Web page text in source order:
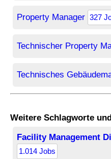
Property Manager 327
Technischer Property
Technisches
Weitere Schlagworte
Facility Management
1.014 Jobs